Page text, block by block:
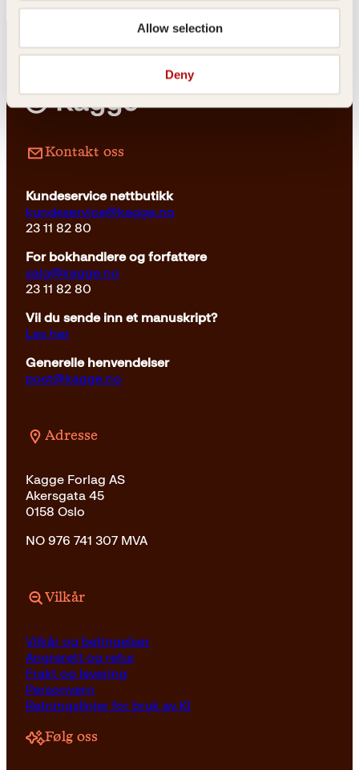
Allow selection
Deny
Kontakt oss
Kundeservice nettbutikk
kundeservice@kagge.no
23 11 82 80
For bokhandlere og forfattere
salg@kagge.no
23 11 82 80
Vil du sende inn et manuskript?
Les her
Generelle henvendelser
post@kagge.no
Adresse
Kagge Forlag AS
Akersgata 45
0158 Oslo
NO 976 741 307 MVA
Vilkår
Vilkår og betingelser
Angrerett og retur
Frakt og levering
Personvern
Retningslinjer for bruk av KI
Følg oss